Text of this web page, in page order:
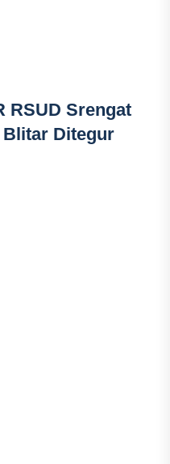
RSUD Srengat
Blitar Ditegur